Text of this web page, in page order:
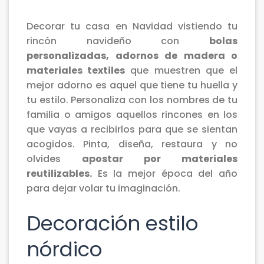
Decorar tu casa en Navidad vistiendo tu
rincón navideño con bolas
personalizadas, adornos de madera o
materiales textiles que muestren que el
mejor adorno es aquel que tiene tu huella y
tu estilo. Personaliza con los nombres de tu
familia o amigos aquellos rincones en los
que vayas a recibirlos para que se sientan
acogidos. Pinta, diseña, restaura y no
olvides apostar por materiales
reutilizables. Es la mejor época del año
para dejar volar tu imaginación.
Decoración estilo
nórdico